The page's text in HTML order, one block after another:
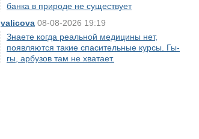
банка в природе не существует
valicova 08-08-2026 19:19
Знаете когда реальной медицины нет,
появляются такие спасительные курсы. Гы-
гы, арбузов там не хватает.